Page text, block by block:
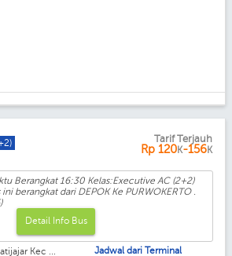
Tarif Terjauh
Rp 120K-156K
Berangkat 16:30 Kelas:Executive AC (2+2)
berangkat dari DEPOK Ke PURWOKERTO .
Detail Info Bus
Kec ...
Jadwal dari Terminal